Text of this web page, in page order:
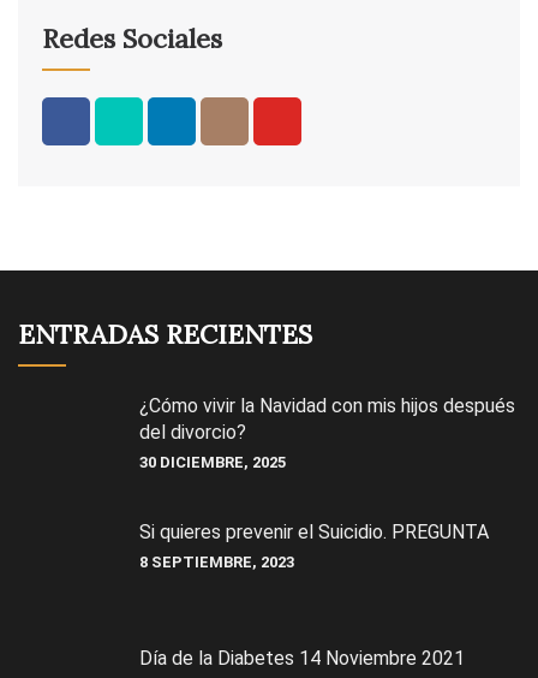
Redes Sociales
ENTRADAS RECIENTES
¿Cómo vivir la Navidad con mis hijos después
del divorcio?
30 DICIEMBRE, 2025
Si quieres prevenir el Suicidio. PREGUNTA
8 SEPTIEMBRE, 2023
Día de la Diabetes 14 Noviembre 2021